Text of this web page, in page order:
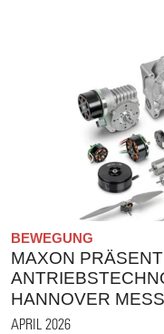
BEWEGUNG
MAXON
HANNOVER
APRIL 2026